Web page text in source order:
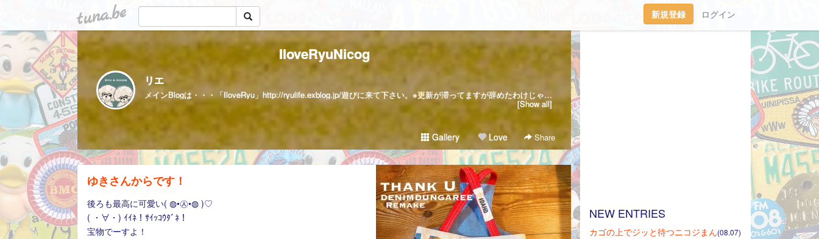
tuna.be 新規登録 ログイン
IloveRyuNicog
リエ
メインBlogは・・・「IloveRyu」http://ryulife.exblog.jp/遊びに来て下さい。※更新が滞ってますが辞めたわけじゃないのでアシカラズ。Instagram（IG）されてる方はそちらでもゼヒ絡んでね～ん。このBlogの管理人「りんりん」も50代半ばのおばちゃん。このBlogの主役は愛するﾘｭｳﾃｨﾝ＊2005．9.30生まれ♂2020/5/30天国へ旅立ちました。我が家のニュースターニコジ NICOG 2019.12.9生まれ♂2/27にお迎えしました！宜しく(*・ｖ・*)お願いします!管理人の家族、ﾊﾟﾊﾟ（60代前半！）にぃにことRinは社会人まっしぐら！時々家族ネタも有ります。携帯からのリアルタイム更新です！ほぼ・・（笑）
[Show all]
Gallery Love Share
ゆきさんからです！
後ろも最高に可愛い( ◍•㉦•◍ )♡
( ・∀・) ｲｲﾈ！ｻｲｯｺｳﾀﾞﾈ！
宝物でーすよ！
NEW ENTRIES
カゴの上でジッと待つニコジまん(08.07)